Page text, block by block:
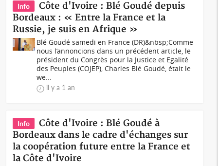
Info
Côte d'Ivoire : Blé Goudé depuis
Bordeaux : « Entre la France et la
Russie, je suis en Afrique »
Blé Goudé samedi en France (DR)&nbsp;Comme
nous l’annoncions dans un précédent article, le
président du Congrès pour la Justice et Egalité
des Peuples (COJEP), Charles Blé Goudé, était le
we...
il y a 1 an
Info
Côte d'Ivoire : Blé Goudé à
Bordeaux dans le cadre d'échanges sur
la coopération future entre la France et
la Côte d'Ivoire